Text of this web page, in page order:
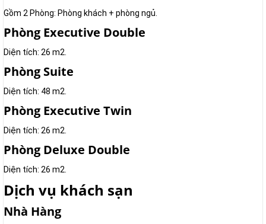
Gồm 2 Phòng: Phòng khách + phòng ngủ.
Phòng Executive Double
Diện tích: 26 m2.
Phòng Suite
Diện tích: 48 m2.
Phòng Executive Twin
Diện tích: 26 m2.
Phòng Deluxe Double
Diện tích: 26 m2.
Dịch vụ khách sạn
Nhà Hàng